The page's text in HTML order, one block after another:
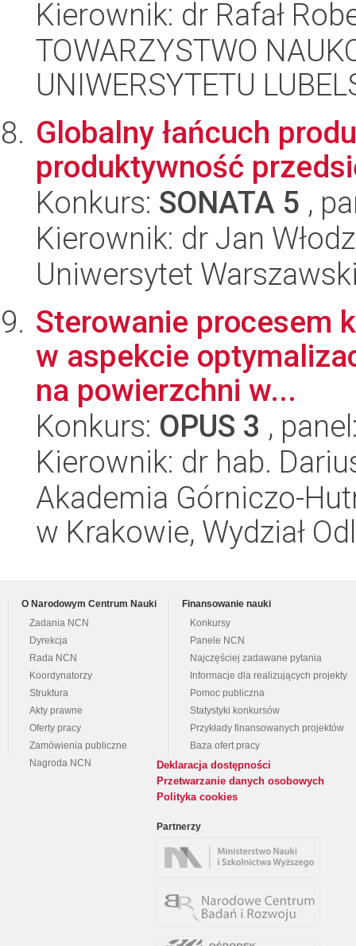
Kierownik: dr Rafał
TOWARZYSTWO
UNIWERSYTETU
Globalny łańcuch
produktywność
Konkurs: SONATA 5 ,
Kierownik: dr Jan
Uniwersytet
Sterowanie procesem
w aspekcie
na powierzchni w...
Konkurs: OPUS 3 ,
Kierownik: dr hab.
Akademia Górniczo-
w Krakowie, Wydział
O Narodowym Centrum Nauki
Zadania NCN
Dyrekcja
Rada NCN
Koordynatorzy
Struktura
Akty prawne
Oferty pracy
Zamówienia publiczne
Nagroda NCN
Finansowanie nauki
Konkursy
Panele NCN
Najczęściej zadawane pytania
Informacje dla realizujących projekty
Pomoc publiczna
Statystyki konkursów
Przykłady finansowanych projektów
Baza ofert pracy
Deklaracja dostępności
Przetwarzanie danych osobowych
Polityka cookies
Partnerzy